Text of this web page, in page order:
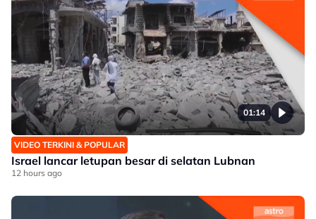
01:14
VIDEO TERKINI & POPULAR
Israel lancar letupan besar di selatan Lubnan
12 hours ago